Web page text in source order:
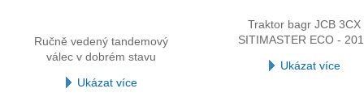
Ručně vedený tandemový
válec v dobrém stavu
Ukázat více
Traktor bagr JCB 3CX
SITIMASTER ECO -
Ukázat více